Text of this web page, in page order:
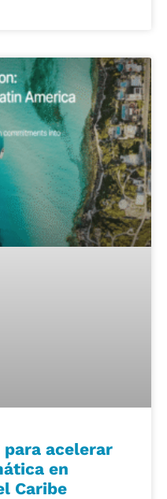
para acelerar
en
Caribe